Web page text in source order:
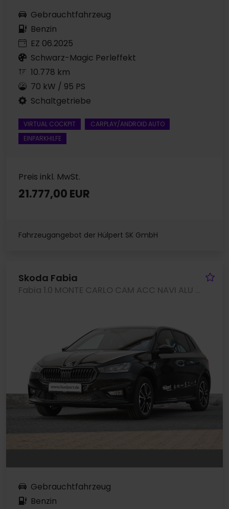
Gebrauchtfahrzeug
Benzin
EZ 06.2025
Schwarz-Magic Perleffekt
10.778 km
70 kW / 95 PS
Schaltgetriebe
VIRTUAL COCKPIT
CARPLAY/ANDROID AUTO
EINPARKHILFE
Preis inkl. MwSt.
21.777,00 EUR
Fahrzeugangebot der Hülpert SK GmbH
Skoda Fabia
Fabia 1.0 MONTE CARLO CAM ACC NAVI ALU SITZHEIZ.
Gebrauchtfahrzeug
Benzin